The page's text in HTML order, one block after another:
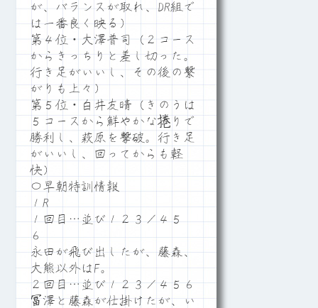
が、バランスが取れ、DR組で
は一番良く映る）
第４位・大澤普司（２コース
からきっちりと差し切った。
行き足がいいし、その後の繋
がりも上々）
第５位・白井友晴（きのうは
５コースから鮮やかな捲りで
勝利し、萩原を撃破。行き足
がいいし、回ってからも軽
快）
〇早朝特訓情報
１R
１回目…並び１２３／４５
６
永田が飛び出したが、藤森、
大熊以外はF。
２回目…並び１２３／４５６
冨澤と藤森が仕掛けたが、い